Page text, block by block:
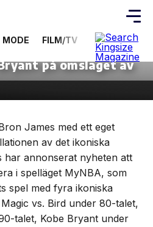
MODE FILM/TV VIDEOS
basketspelet ”NBA
på omslaget av
James med ett eget
av det ikoniska
har annonserat nyheten att
i spelläget MyNBA, som
spel med fyra ikoniska
vs. Bird under 80-talet,
talet, Kobe Bryant under